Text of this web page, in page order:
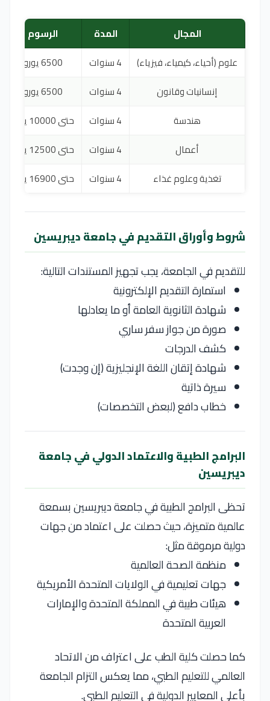
المجال المدة
الرسوم
علوم (أحياء، كيمياء، فيزياء)
4 سنوات
6500 يورو
إنسانيات وقانون
4 سنوات
6500 يورو
هندسة
4 سنوات
حتى 10000 يورو
أعمال
4 سنوات
حتى 12500 يورو
تغذية وعلوم غذاء
4 سنوات حتى 16900 يورو
شروط وأوراق التقديم في جامعة ديبريسين
للتقديم في الجامعة، يجب تجهيز المستندات التالية:
استمارة التقديم الإلكترونية
شهادة الثانوية العامة أو ما يعادلها
صورة من جواز سفر ساري
كشف الدرجات
شهادة إتقان اللغة الإنجليزية (إن وجدت)
سيرة ذاتية
خطاب دافع (لبعض التخصصات)
البرامج الطبية والاعتماد الدولي في جامعة
ديبريسين
تحظى البرامج الطبية فيجامعة ديبريسينبسمعة
عالمية متميزة، حيث حصلت على اعتماد من جهات
دولية مرموقة مثل:
منظمة الصحة العالمية
جهات تعليمية فيالولايات المتحدة الأمريكية
هيئات طبية فيالمملكة المتحدةوالإمارات
العربية المتحدة
كما حصلت كلية الطب على اعتراف منالاتحاد
العالمي للتعليم الطبي، مما يعكس التزام الجامعة
بأعلى المعايير الدولية في التعليم الطبي.